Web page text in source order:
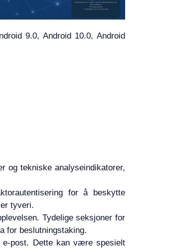
9.0, Android 10.0, Android
og tekniske analyseindikatorer,
for å beskytte
tyveri.
Tydelige seksjoner for
for beslutningstaking.
e-post. Dette kan være spesielt